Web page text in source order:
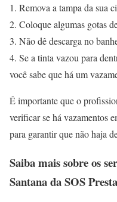
1. Remova a tampa da sua
2. Coloque algumas gotas
3. Não dê descarga no
4. Se a tinta vazou para
você sabe que há um
É importante que o
verificar se há vazamentos
para garantir que não haja
Saiba mais sobre os
Santanada SOS